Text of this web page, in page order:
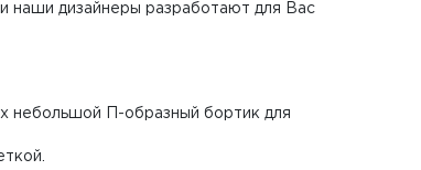
наши дизайнеры разработают для Вас
небольшой П-образный бортик для